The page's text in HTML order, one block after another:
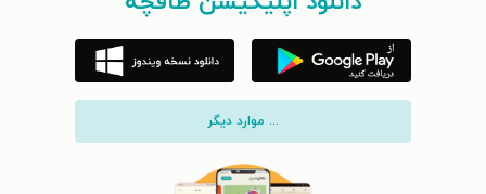
... موارد دیگر